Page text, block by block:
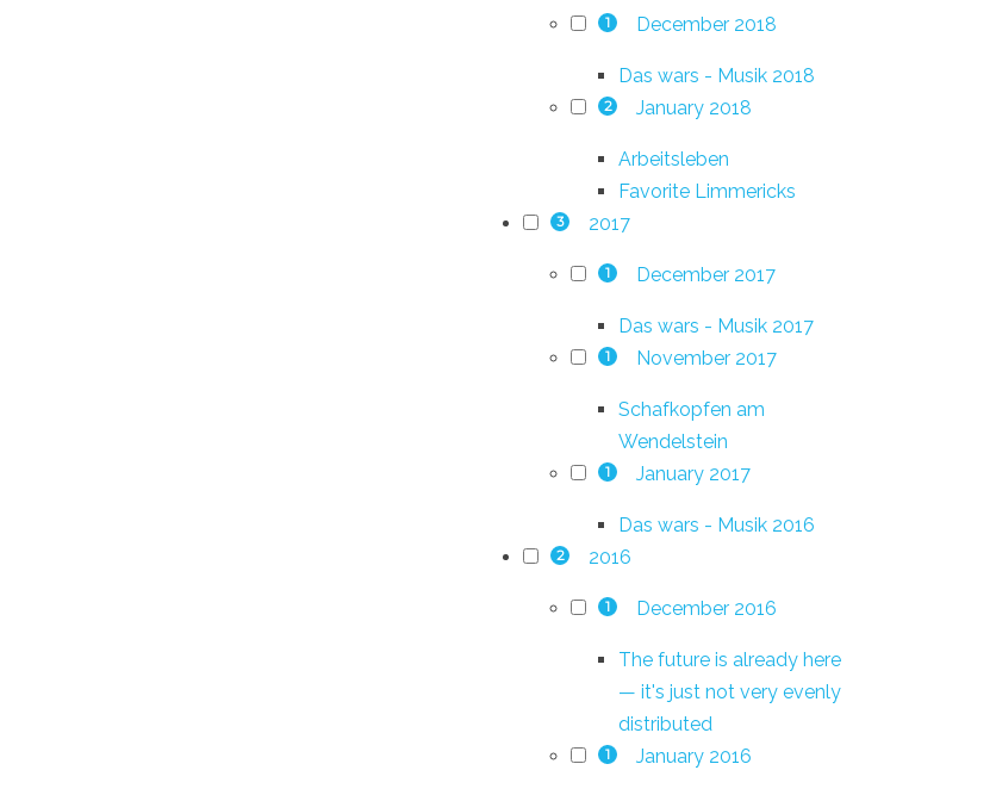
1 December 2018
Das wars - Musik 2018
2 January 2018
Arbeitsleben
Favorite Limmericks
3 2017
1 December 2017
Das wars - Musik 2017
1 November 2017
Schafkopfen am
Wendelstein
1 January 2017
Das wars - Musik 2016
2 2016
1 December 2016
The future is already here
— it's just not very evenly
distributed
1 January 2016